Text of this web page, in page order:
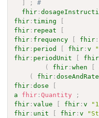
;
#
fhir :
fhir :timing
fhir : repeat
fhir : frequency fhir :
fhir : period fhir :v
fhir : periodUnit fhir
(
fhir :when
(
fhir :doseAndRate
fhir :dose
a
fhir :Quantity
;
fhir :value fhir :v
fhir : unit fhir :v